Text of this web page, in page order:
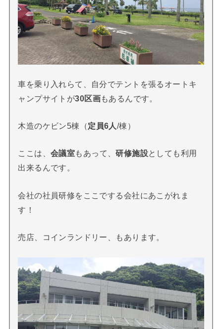
車を乗り入れらて、自分でテントを張るオートキ
ャンプサイトが30区画もあるんです。
木造のケビン5棟（定員6人/棟）
ここは、会議室もあって、研修施設としても利用
出来るんです。
会社の社員研修をここでする会社にあこがれま
す！
売店、コインランドリー、もあります。